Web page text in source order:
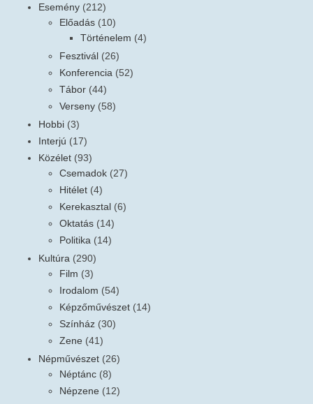
Esemény (212)
Előadás (10)
Történelem (4)
Fesztivál (26)
Konferencia (52)
Tábor (44)
Verseny (58)
Hobbi (3)
Interjú (17)
Közélet (93)
Csemadok (27)
Hitélet (4)
Kerekasztal (6)
Oktatás (14)
Politika (14)
Kultúra (290)
Film (3)
Irodalom (54)
Képzőművészet (14)
Színház (30)
Zene (41)
Népművészet (26)
Néptánc (8)
Népzene (12)